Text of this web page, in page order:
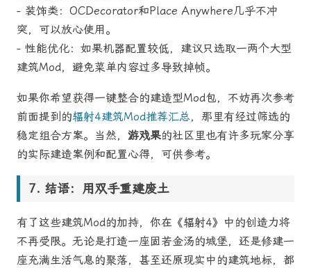
- 装饰类：OCDecorator和Place Anywhere几乎不冲
突，可以放心使用。
- 性能优化：如果机器配置较低，建议只选取一两个大型
建筑Mod，避免菜单内容过多导致掉帧。
如果你希望获得一键整合的建造型Mod包，不妨再次参考
前面提到的辐射4建筑Mod推荐汇总，那里有经过筛选的
稳定组合方案。当然， 游戏果的社区里也有许多玩家分享
的实际建造案例和配置心得，可供参考。
结语：用双手重建废土
有了这些建筑Mod的加持，你在《辐射4》中的创造力将
不再受限。无论是打造一座固若金汤的城堡，还是修建一
座充满生活气息的聚落，甚至还原现实中的建筑地标，都